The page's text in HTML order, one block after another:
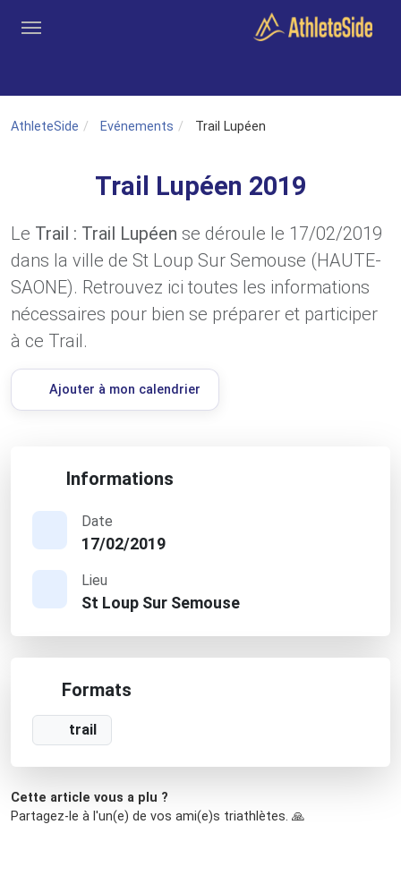
AthleteSide Evénements Trail Lupéen
Trail Lupéen 2019
Le Trail : Trail Lupéen se déroule le 17/02/2019
dans la ville de St Loup Sur Semouse (HAUTE-
SAONE). Retrouvez ici toutes les informations
nécessaires pour bien se préparer et participer
à ce Trail.
Ajouter à mon calendrier
Informations
Date
17/02/2019
Lieu
St Loup Sur Semouse
Formats
trail
Cette article vous a plu ?
Partagez-le à l'un(e) de vos ami(e)s triathlètes. 🙏